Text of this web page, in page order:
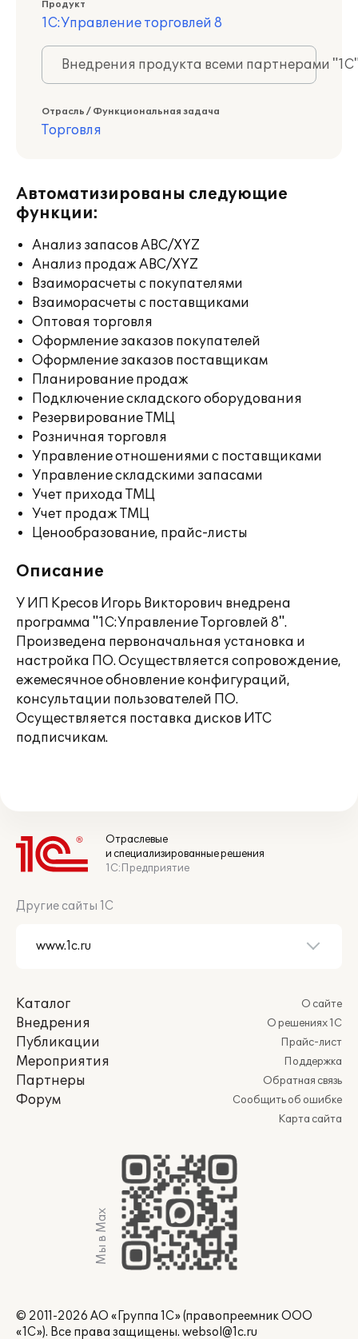
Продукт
1С:Управление торговлей 8
Внедрения продукта всеми партнерами
Отрасль / Функциональная задача
Торговля
Автоматизированы следующие
функции:
Анализ запасов ABC/XYZ
Анализ продаж ABC/XYZ
Взаиморасчеты с покупателями
Взаиморасчеты с поставщиками
Оптовая торговля
Оформление заказов покупателей
Оформление заказов поставщикам
Планирование продаж
Подключение складского оборудования
Резервирование ТМЦ
Розничная торговля
Управление отношениями с поставщиками
Управление складскими запасами
Учет прихода ТМЦ
Учет продаж ТМЦ
Ценообразование, прайс-листы
Описание
У ИП Кресов Игорь Викторович внедрена
программа "1С:Управление Торговлей 8".
Произведена первоначальная установка и
настройка ПО. Осуществляется сопровождение,
ежемесячное обновление конфигураций,
консультации пользователей ПО.
Осуществляется поставка дисков ИТС
подписчикам.
Отраслевые
и специализированные решения
1С:Предприятие
Другие сайты 1С
Каталог
Внедрения
Публикации
Мероприятия
Партнеры
Форум
О сайте
О решениях 1С
Прайс-лист
Поддержка
Обратная связь
Сообщить об ошибке
Карта сайта
Мы в Max
© 2011-2026 АО «Группа 1С» (правопреемник ООО
«1С»). Все права защищены. websol@1c.ru